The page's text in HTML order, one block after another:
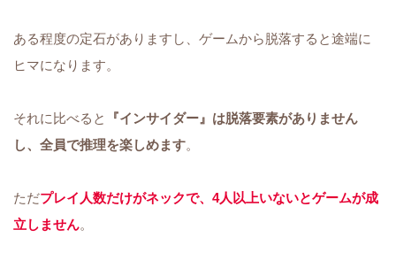
ある程度の定石がありますし、ゲームから脱落すると途端に
ヒマになります。
それに比べると
『インサイダー』は脱落要素がありません
し、全員で推理を楽しめます。
ただプレイ人数だけがネックで、 4人以上いないとゲームが成
立しません。